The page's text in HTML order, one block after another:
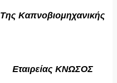
Της Καπνοβιομηχανικής
Εταιρείας ΚΝΩΣΟΣ